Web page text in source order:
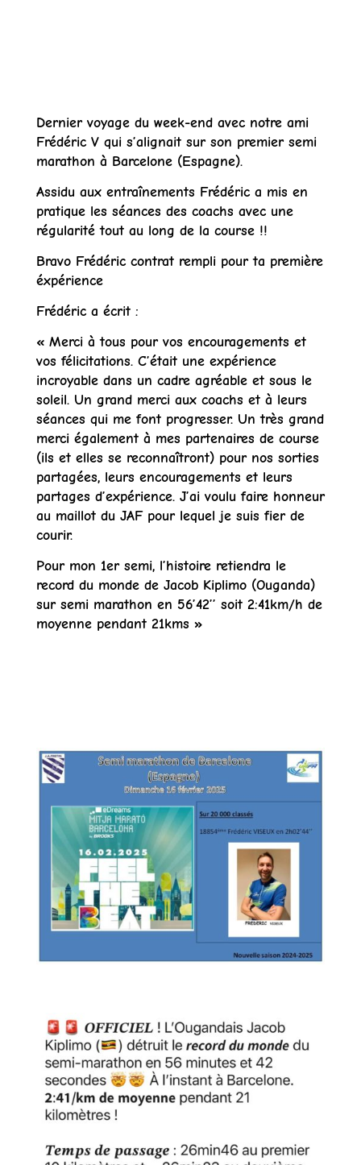
Dernier voyage du week-end avec notre ami
Frédéric V qui s’alignait sur son premier semi
marathon à Barcelone (Espagne).
Assidu aux entraînements Frédéric a mis en
pratique les séances des coachs avec une
régularité tout au long de la course !!
Bravo Frédéric contrat rempli pour ta première
éxpérience
Frédéric a écrit :
« Merci à tous pour vos encouragements et
vos félicitations. C’était une expérience
incroyable dans un cadre agréable et sous le
soleil. Un grand merci aux coachs et à leurs
séances qui me font progresser. Un très grand
merci également à mes partenaires de course
(ils et elles se reconnaîtront) pour nos sorties
partagées, leurs encouragements et leurs
partages d’expérience. J’ai voulu faire honneur
au maillot du JAF pour lequel je suis fier de
courir.
Pour mon 1er semi, l’histoire retiendra le
record du monde de Jacob Kiplimo (Ouganda)
sur semi marathon en 56’42’’ soit 2:41km/h de
moyenne pendant 21kms »